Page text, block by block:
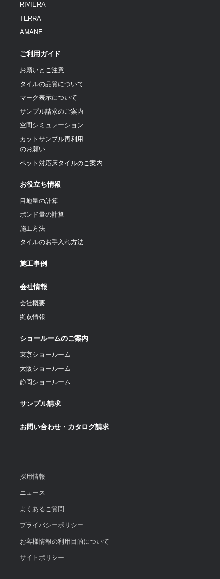
RIVIERA
TERRA
AMANE
ご利用ガイド
お願いとご注意
タイルの品質について
マーク表示について
サンプル請求のご案内
空間シミュレーション
カットサンプル再利用
のお願い
ペット対応床タイルのご案内
お役立ち情報
目地量の計算
ポンド量の計算
施工方法
タイルのお手入れ方法
施工事例
会社情報
会社概要
拠点情報
ショールームのご案内
東京ショールーム
大阪ショールーム
静岡ショールーム
サンプル請求
お問い合わせ・カタログ請求
採用情報
ニュース
よくあるご質問
プライバシーポリシー
お客様情報の利用目的について
サイトポリシー